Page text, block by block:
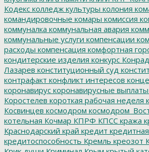
Кодекс колледж культуры колония
командировочные комары комиссия
коммуналка коммунальная авария
коммунальные услуги компенсации
расходы компенсация комфортная
кондитерские изделия конкурс Конрад
Лазарев конституционный суд
контрафакт конфликт интересов
коронавирус коронавирусные выплаты
Коростелев короткая рабочая неделя
Косвинцев космодром
котельная Кочмар КПРФ КПСС кража
Краснодарский край кредит
кредитоспособность Кремль креозот